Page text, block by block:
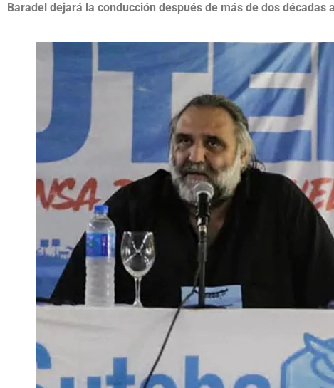
Baradel dejará la conducción después de más de dos décadas